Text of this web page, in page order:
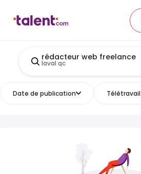
rédacteur web freelance
laval qc
Date de publication Télétravail